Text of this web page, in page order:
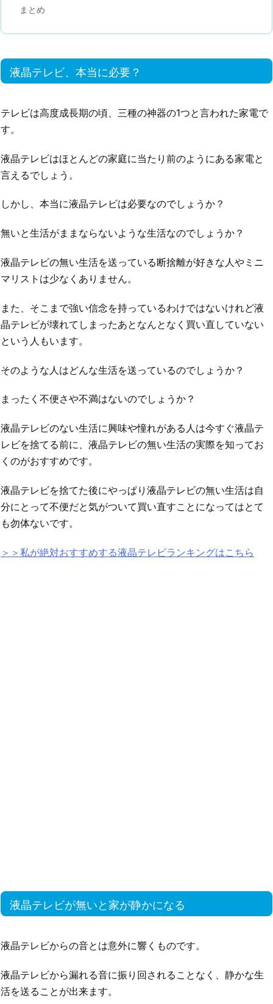
まとめ
液晶テレビ、本当に必要？
テレビは高度成長期の頃、三種の神器の1つと言われた家電で
す。
液晶テレビはほとんどの家庭に当たり前のようにある家電と
言えるでしょう。
しかし、本当に液晶テレビは必要なのでしょうか？
無いと生活がままならないような生活なのでしょうか？
液晶テレビの無い生活を送っている断捨離が好きな人やミニ
マリストは少なくありません。
また、そこまで強い信念を持っているわけではないけれど液
晶テレビが壊れてしまったあとなんとなく買い直していない
という人もいます。
そのような人はどんな生活を送っているのでしょうか？
まったく不便さや不満はないのでしょうか？
液晶テレビのない生活に興味や憧れがある人は今すぐ液晶テ
レビを捨てる前に、液晶テレビの無い生活の実際を知ってお
くのがおすすめです。
液晶テレビを捨てた後にやっぱり液晶テレビの無い生活は自
分にとって不便だと気がついて買い直すことになってはとて
も勿体ないです。
＞＞私が絶対おすすめする液晶テレビランキングはこちら
液晶テレビが無いと家が静かになる
液晶テレビからの音とは意外に響くものです。
液晶テレビから漏れる音に振り回されることなく、静かな生
活を送ることが出来ます。